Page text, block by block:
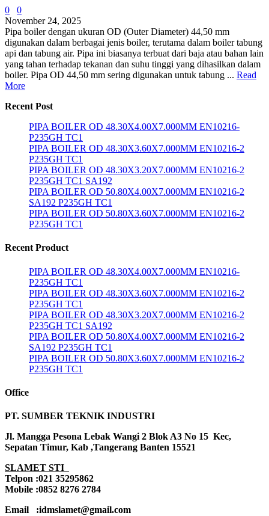
0
0
November 24, 2025
Pipa boiler dengan ukuran OD (Outer Diameter) 44,50 mm
digunakan dalam berbagai jenis boiler, terutama dalam boiler tabung
api dan tabung air. Pipa ini biasanya terbuat dari baja atau bahan lain
yang tahan terhadap tekanan dan suhu tinggi yang dihasilkan dalam
boiler. Pipa OD 44,50 mm sering digunakan untuk tabung ... Read
More
Recent Post
PIPA BOILER OD 48.30X4.00X7.000MM EN10216-
P235GH TC1
PIPA BOILER OD 48.30X3.60X7.000MM EN10216-2
P235GH TC1
PIPA BOILER OD 48.30X3.20X7.000MM EN10216-2
P235GH TC1 SA192
PIPA BOILER OD 50.80X4.00X7.000MM EN10216-2
SA192 P235GH TC1
PIPA BOILER OD 50.80X3.60X7.000MM EN10216-2
P235GH TC1
Recent Product
PIPA BOILER OD 48.30X4.00X7.000MM EN10216-
P235GH TC1
PIPA BOILER OD 48.30X3.60X7.000MM EN10216-2
P235GH TC1
PIPA BOILER OD 48.30X3.20X7.000MM EN10216-2
P235GH TC1 SA192
PIPA BOILER OD 50.80X4.00X7.000MM EN10216-2
SA192 P235GH TC1
PIPA BOILER OD 50.80X3.60X7.000MM EN10216-2
P235GH TC1
Office
PT. SUMBER TEKNIK INDUSTRI
Jl. Mangga Pesona Lebak Wangi 2 Blok A3 No 15 Kec,
Sepatan Timur, Kab ,Tangerang Banten 15521
SLAMET STI
Telpon :021 35295862
Mobile :0852 8276 2784
Email :idmslamet@gmail.com